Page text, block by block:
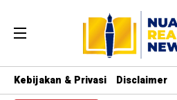
Kebijakan & Privasi Disclaimer